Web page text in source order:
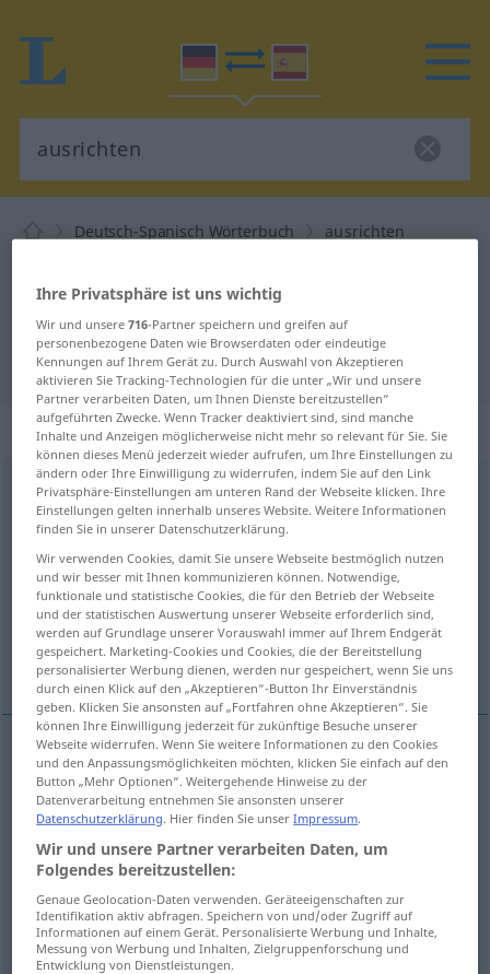
Deutsch-Spanisch Wörterbuch ausrichten
"ausrichten"
"ausrichten" Spanisch Übersetzung
„ausrichten“: transitives Verb
ausrichtenv/t <sep>
Übersicht aller Übersetzungen
(Für mehr Details die Übersetzung anklicken/antippen)
ajustar, alinear, orientar adaptar
conseguir dar organizar
ajustar ausrichten TECH
alinear ausrichten in einer Reihe
orientar (hacia) ausrichten
Richtung
Ihre Privatsphäre ist uns wichtig
Wir und unsere716-Partner speichern und greifen auf
personenbezogene Daten wie Browserdaten oder eindeutige
Kennungen auf Ihrem Gerät zu. Durch Auswahl von Akzeptieren
aktivieren Sie Tracking-Technologien für die unter „Wir und unsere
Partner verarbeiten Daten, um Ihnen Dienste bereitzustellen“
aufgeführten Zwecke. Wenn Tracker deaktiviert sind, sind manche
Inhalte und Anzeigen möglicherweise nicht mehr so relevant für Sie. Sie
können dieses Menü jederzeit wieder aufrufen, um Ihre Einstellungen zu
ändern oder Ihre Einwilligung zu widerrufen, indem Sie auf den Link
Privatsphäre-Einstellungen am unteren Rand der Webseite klicken. Ihre
Einstellungen gelten innerhalb unseres Website. Weitere Informationen
finden Sie in unserer Datenschutzerklärung.
Wir verwenden Cookies, damit Sie unsere Webseite bestmöglich nutzen
und wir besser mit Ihnen kommunizieren können. Notwendige,
funktionale und statistische Cookies, die für den Betrieb der Webseite
und der statistischen Auswertung unserer Webseite erforderlich sind,
werden auf Grundlage unserer Vorauswahl immer auf Ihrem Endgerät
gespeichert. Marketing-Cookies und Cookies, die der Bereitstellung
personalisierter Werbung dienen, werden nur gespeichert, wenn Sie uns
durch einen Klick auf den „Akzeptieren“-Button Ihr Einverständnis
geben. Klicken Sie ansonsten auf „Fortfahren ohne Akzeptieren“. Sie
können Ihre Einwilligung jederzeit für zukünftige Besuche unserer
Webseite widerrufen. Wenn Sie weitere Informationen zu den Cookies
und den Anpassungsmöglichkeiten möchten, klicken Sie einfach auf den
Button „Mehr Optionen“. Weitergehende Hinweise zu der
Datenverarbeitung entnehmen Sie ansonsten unserer
Datenschutzerklärung. Hier finden Sie unserImpressum.
Wir und unsere Partner verarbeiten Daten, um
Folgendes bereitzustellen:
Genaue Geolocation-Daten verwenden. Geräteeigenschaften zur
Identifikation aktiv abfragen. Speichern von und/oder Zugriff auf
Informationen auf einem Gerät. Personalisierte Werbung und Inhalte,
Messung von Werbung und Inhalten, Zielgruppenforschung und
Entwicklung von Dienstleistungen.